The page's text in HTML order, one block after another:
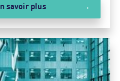
savoir plus